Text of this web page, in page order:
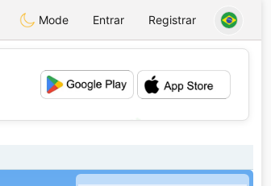
Mode Entrar Registrar
💕